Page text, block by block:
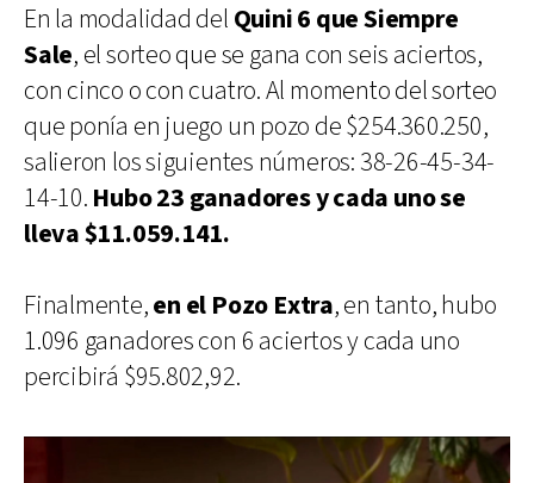
En la modalidad del Quini 6 que Siempre
Sale, el sorteo que se gana con seis aciertos,
con cinco o con cuatro. Al momento del sorteo
que ponía en juego un pozo de $254.360.250,
salieron los siguientes números: 38-26-45-34-
14-10. Hubo 23 ganadores y cada uno se
lleva $11.059.141.
Finalmente,en el Pozo Extra, en tanto, hubo
1.096 ganadores con 6 aciertos y cada uno
percibirá $95.802,92.